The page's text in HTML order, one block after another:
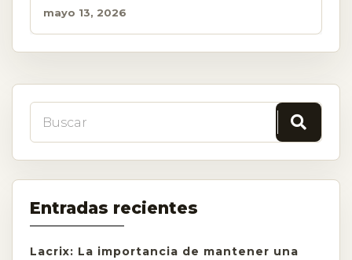
mayo 13, 2026
Entradas recientes
Lacrix: La importancia de mantener una